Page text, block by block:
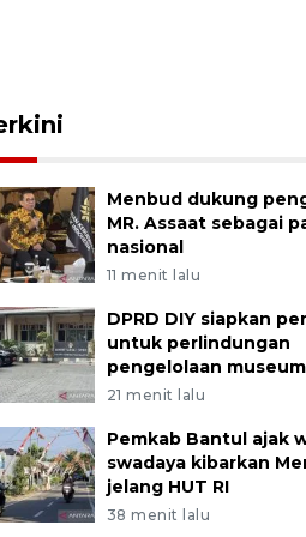
Menbud dukung
MR. Assaat sebagai
nasional
11 menit lalu
DPRD DIY siapkan
untuk perlindungan
pengelolaan museum
21 menit lalu
Pemkab Bantul ajak
swadaya kibarkan
jelang HUT RI
38 menit lalu